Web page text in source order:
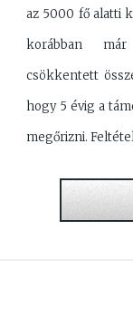
az 5000 fő alatti
korábban
csökkentett
hogy 5 évig a
megőrizni.